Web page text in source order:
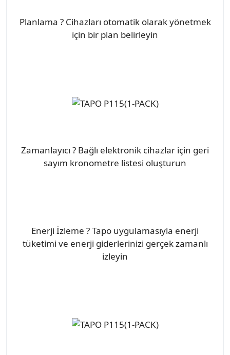
Planlama ? Cihazları otomatik olarak yönetmek
için bir plan belirleyin
Zamanlayıcı ? Bağlı elektronik cihazlar için geri
sayım kronometre listesi oluşturun
Enerji İzleme ? Tapo uygulamasıyla enerji
tüketimi ve enerji giderlerinizi gerçek zamanlı
izleyin